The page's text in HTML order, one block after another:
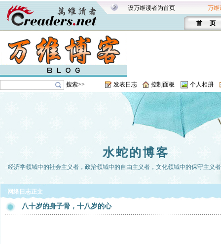
设万维读者为首页 万维
首 页
搜索>> 发表日志 控制面板 个人相册
水蛇的博客
经济学领域中的社会主义者，政治领域中的自由主义者，文化领域中的保守主义
网络日志正文
八十岁的身子骨，十八岁的心